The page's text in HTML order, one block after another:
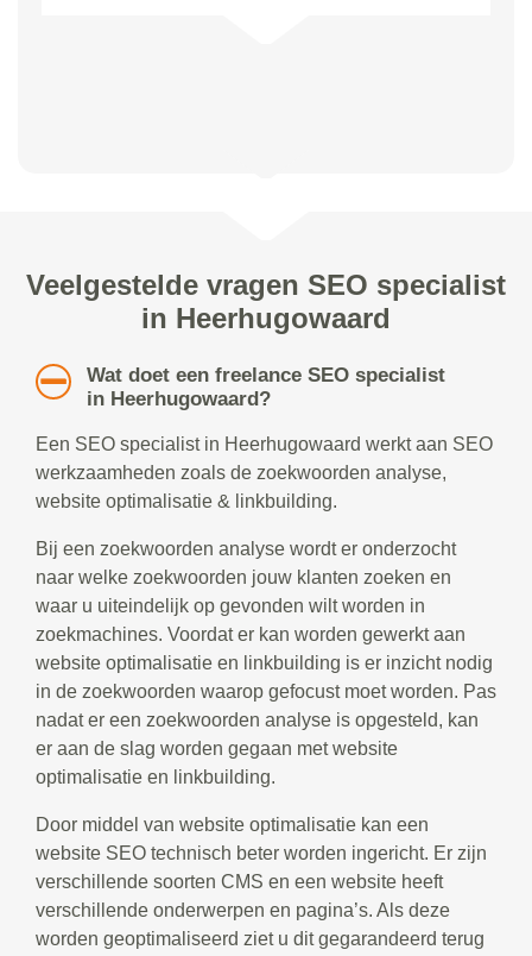
Veelgestelde vragen SEO specialist
in Heerhugowaard
Wat doet een freelance SEO specialist
in Heerhugowaard?
Een SEO specialist in Heerhugowaard werkt aan SEO
werkzaamheden zoals de zoekwoorden analyse,
website optimalisatie & linkbuilding.
Bij een zoekwoorden analyse wordt er onderzocht
naar welke zoekwoorden jouw klanten zoeken en
waar u uiteindelijk op gevonden wilt worden in
zoekmachines. Voordat er kan worden gewerkt aan
website optimalisatie en linkbuilding is er inzicht nodig
in de zoekwoorden waarop gefocust moet worden. Pas
nadat er een zoekwoorden analyse is opgesteld, kan
er aan de slag worden gegaan met website
optimalisatie en linkbuilding.
Door middel van website optimalisatie kan een
website SEO technisch beter worden ingericht. Er zijn
verschillende soorten CMS en een website heeft
verschillende onderwerpen en pagina’s. Als deze
worden geoptimaliseerd ziet u dit gegarandeerd terug